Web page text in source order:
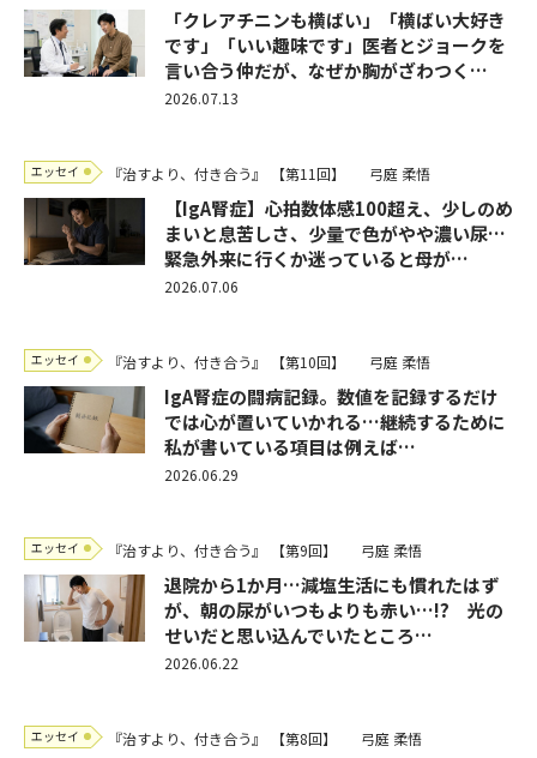
「クレアチニンも横ばい」「横ばい大好き
です」「いい趣味です」医者とジョークを
言い合う仲だが、なぜか胸がざわつく…
2026.07.13
エッセイ 『治すより、付き合う』 【第11回】 弓庭 柔悟
【IgA腎症】心拍数体感100超え、少しのめ
まいと息苦しさ、少量で色がやや濃い尿…
緊急外来に行くか迷っていると母が…
2026.07.06
エッセイ 『治すより、付き合う』 【第10回】 弓庭 柔悟
IgA腎症の闘病記録。数値を記録するだけ
では心が置いていかれる…継続するために
私が書いている項目は例えば…
2026.06.29
エッセイ 『治すより、付き合う』 【第9回】 弓庭 柔悟
退院から1か月…減塩生活にも慣れたはず
が、朝の尿がいつもよりも赤い…!? 光の
せいだと思い込んでいたところ…
2026.06.22
エッセイ 『治すより、付き合う』 【第8回】 弓庭 柔悟